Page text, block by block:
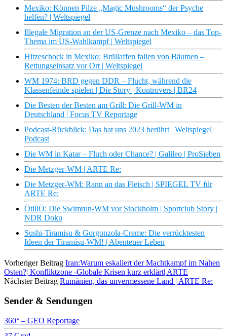
Mexiko: Können Pilze „Magic Mushrooms“ der Psyche
helfen? | Weltspiegel
Illegale Migration an der US-Grenze nach Mexiko – das Top-
Thema im US-Wahlkampf | Weltspiegel
Hitzeschock in Mexiko: Brüllaffen fallen von Bäumen –
Rettungseinsatz vor Ort | Weltspiegel
WM 1974: BRD gegen DDR – Flucht, während die
Klassenfeinde spielen | Die Story | Kontrovers | BR24
Die Besten der Besten am Grill: Die Grill-WM in
Deutschland | Focus TV Reportage
Podcast-Rückblick: Das hat uns 2023 berührt | Weltspiegel
Podcast
Die WM in Katar – Fluch oder Chance? | Galileo | ProSieben
Die Metzger-WM | ARTE Re:
Die Metzger-WM: Rann an das Fleisch | SPIEGEL TV für
ARTE Re:
ÖtillÖ: Die Swimrun-WM vor Stockholm | Sportclub Story |
NDR Doku
Sushi-Tiramisu & Gorgonzola-Creme: Die verrücktesten
Ideen der Tiramisu-WM! | Abenteuer Leben
Vorheriger Beitrag Iran:Warum eskaliert der Machtkampf im Nahen
Osten?| Konfliktzone -Globale Krisen kurz erklärt| ARTE
Nächster Beitrag Rumänien, das unvermessene Land | ARTE Re:
Sender & Sendungen
360° – GEO Reportage